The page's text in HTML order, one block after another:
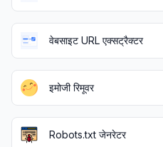
वेबसाइट URL एक्सट्रैक्टर
इमोजी रिमूवर
Robots.txt जेनरेटर